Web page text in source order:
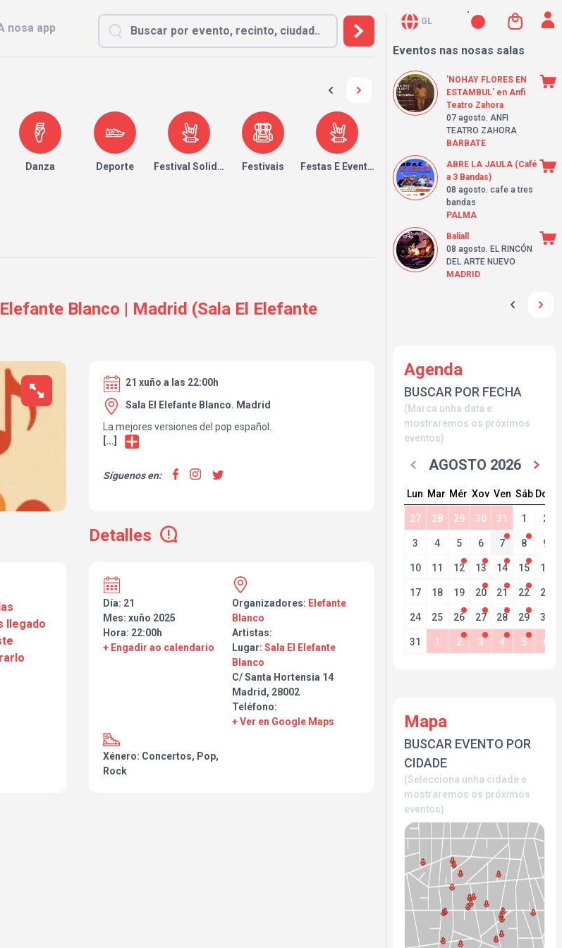
nosa app
Danza Deporte Festival Solidario Festivais Festas E Eventos
Elefante Blanco | Madrid (Sala El Elefante
21 xuño a las 22:00h
Sala El Elefante Blanco. Madrid
La mejores versiones del pop español.
[...]
Síguenos en:
Detalles
llegado
Día: 21
Mes: xuño 2025
Hora: 22:00h
+ Engadir ao calendario
Organizadores: Elefante
Blanco
Artistas:
Lugar: Sala El Elefante
Blanco
C/ Santa Hortensia 14
Madrid, 28002
Teléfono:
+ Ver en Google Maps
Xénero: Concertos, Pop,
Rock
GL
Eventos nas nosas salas
'NOHAY FLORES EN
ESTAMBUL' en Anfi
Teatro Zahora
07 agosto. ANFI
TEATRO ZAHORA
BARBATE
ABRE LA JAULA (Café
a 3 Bandas)
08 agosto. cafe a tres
bandas
PALMA
Baliall
08 agosto. EL RINCÓN
DEL ARTE NUEVO
MADRID
Agenda
BUSCAR POR FECHA
(Marca unha data e
mostraremos os próximos
eventos)
AGOSTO 2026
Lun Mar Mér Xov Ven Sáb Dom
27 28 29 30 31 1 2
3 4 5 6 7 8 9
10 11 12 13 14 15 16
17 18 19 20 21 22 23
24 25 26 27 28 29 30
31 1 2 3 4 5 6
Mapa
BUSCAR EVENTO POR
CIDADE
(Selecciona unha cidade e
mostraremos os próximos
eventos)